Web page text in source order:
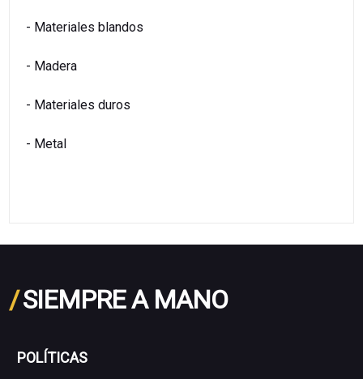
- Materiales blandos
- Madera
- Materiales duros
- Metal
/SIEMPRE A MANO
POLÍTICAS